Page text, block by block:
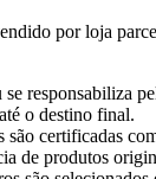
por loja
responsabiliza
o destino final.
são certificadas
de produtos